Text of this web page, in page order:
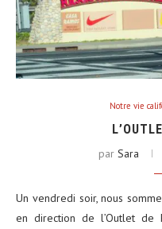
Notre vie
par Sara
Un vendredi soir, nous
en direction de l’Outlet de